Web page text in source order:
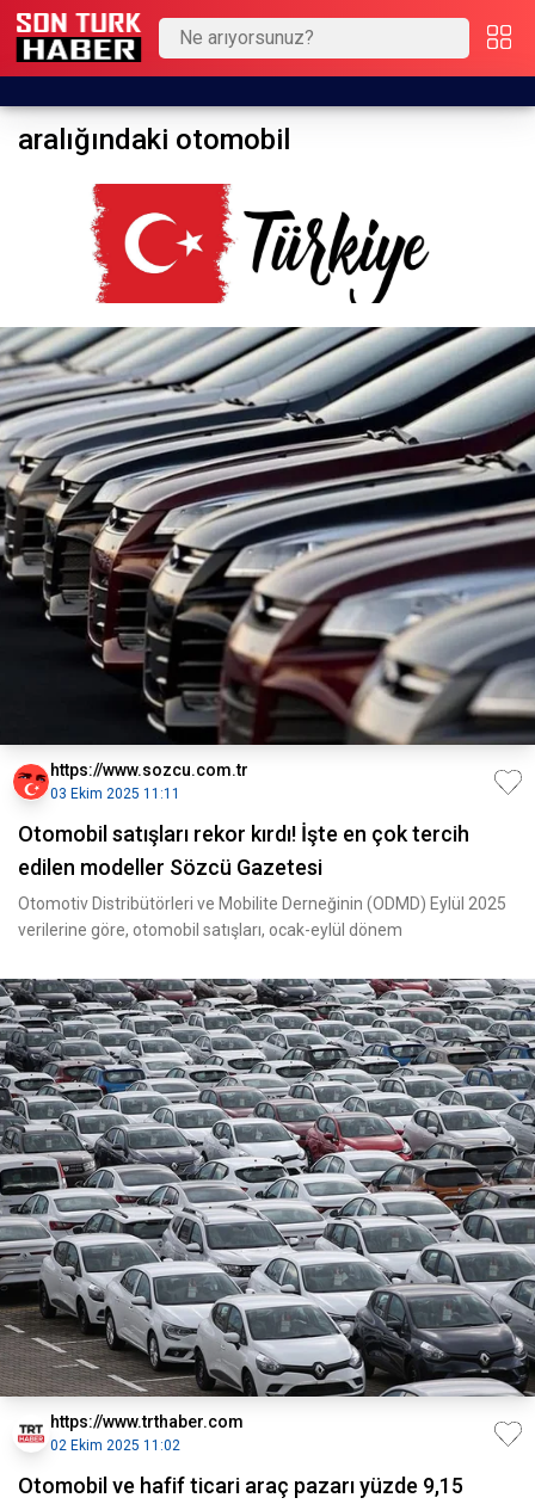
aralığındaki otomobil
https://www.sozcu.com.tr
03 Ekim 2025 11:11
Otomobil satışları rekor kırdı! İşte en çok tercih
edilen modeller Sözcü Gazetesi
Otomotiv Distribütörleri ve Mobilite Derneğinin (ODMD) Eylül 2025
verilerine göre, otomobil satışları, ocak-eylül dönem
https://www.trthaber.com
02 Ekim 2025 11:02
Otomobil ve hafif ticari araç pazarı yüzde 9,15